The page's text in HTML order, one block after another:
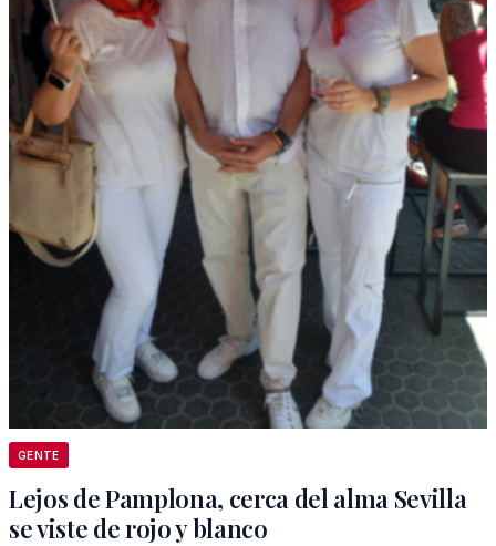
GENTE
Lejos de Pamplona, cerca del alma Sevilla
se viste de rojo y blanco